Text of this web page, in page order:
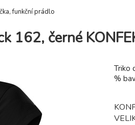
funkční prádlo
162, černé
Triko
%